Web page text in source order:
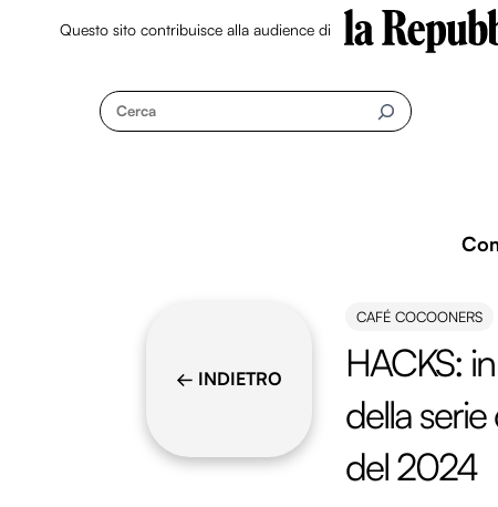
Questo sito contribuisce alla audience di
Cerca
← INDIETRO
CAFÉ COCOONERS
HACKS:
della
del 2024